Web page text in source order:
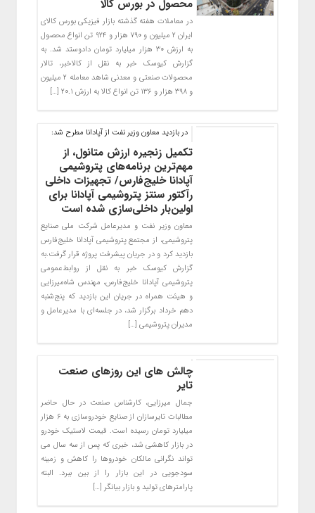
محصول در بورس کالا
در معاملات هفته گذشته بازار فیزیکی بورس کالای
ایران ۲ میلیون و ۷۹۰ هزار و ۹۲۴ تن انواع محصول
به ارزش ۳۰ هزار میلیارد تومان دادوستد شد. به
گزارش کیوسک خبر به نقل از کالاخبر، تالار
محصولات صنعتی و معدنی شاهد معامله ۲ میلیون
و ۳۹۸ هزار و ۱۳۶ تن انواع کالا به ارزش ۲۰.۱ […]
در بازدید معاون وزیر نفت از آپادانا مطرح شد:
تکمیل زنجیره ارزش متانول، از
مهم‌ترین برنامه‌های پتروشیمی
آپادانا خلیج‌فارس/ تجهیزات داخلی
رآکتور سنتز پتروشیمی آپادانا برای
اولین‌بار داخلی‌سازی شده است
معاون وزیر نفت و مدیرعامل شرکت ملی صنایع
پتروشیمی، از مجتمع پتروشیمی آپادانا خلیج‌فارس
بازدید کرد و در جریان پیشرفت پروژه قرار گرفت.به
گزارش کیوسک خبر به نقل از روابط‌عمومی
پتروشیمی آپادانا خلیج‌فارس، مهندس شاه‌میرزایی
و هیئت همراه در جریان این بازدید که پنج‌شنبه
دهم خرداد برگزار شد، در جلسه‌ای با مدیرعامل و
مدیران پتروشیمی […]
چالش های این روزهای صنعت
تایر
جمال میرزایی، کارشناس صنعت در حال حاضر
مطالبات تایرسازان از صنایع خودروسازی به ۶ هزار
میلیارد تومان رسیده است. قیمت لاستیک خودرو
در بازار کاهشی شد، خبری که پس از سه سال می
تواند نگرانی مالکان خودروها را کاهش و زمینه
سودجویی در این بازار را از بین ببرد. البته
پارامترهای تولید و بازار بیانگر […]